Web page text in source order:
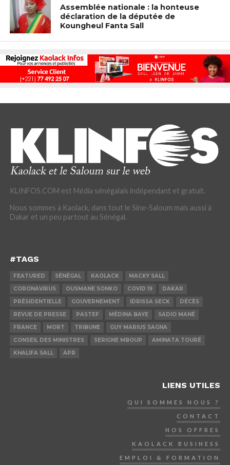
Assemblée nationale : la honteuse
déclaration de la députée de
Koungheul Fanta Sall
KLINFOS.COM est Média sénégalais indépendant et gratuit.
Nous sommes à Kaolack, dans tout le Sine-Saloum mais aussi à
Dakar et un peu partout au Sénégal.
#TAGS
FEATURED SÉNÉGAL KAOLACK
MACKY SALL
CORONAVIRUS
OUSMANE SONKO COVID 19
DAKAR
PRÉSIDENTIELLE
GOUVERNEMENT IDRISSA SECK
DÉCÈS
REVUE DE PRESSE
PASTEF MÉDINA BAYE
SADIO MANÉ
FRANCE
MORT TRIBUNE
GUY MARIUS SAGNA
CONSEIL DES MINISTRES
SERIGNE MBOUP
AMINATA TOURÉ
KHALIFA SALL
APR
LIENS UTILES
QUI SOMMES NOUS ?
CONTACT
NOS OFFRES
KAOLACK BUSINESS
EMPLOI & FORMATION